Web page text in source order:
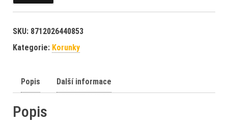
SKU: 8712026440853
Kategorie: Korunky
Popis Další informace
Popis